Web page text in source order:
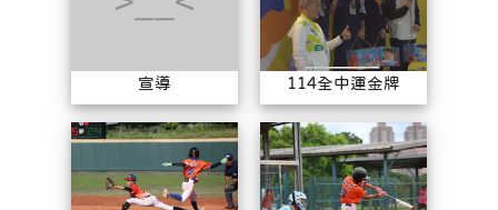
宣導 114全中運金牌
114軟聯